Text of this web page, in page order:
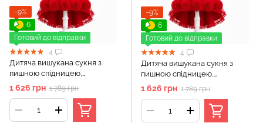
−9%
6
Готовий до відправки
4
Дитяча вишукана сукня з
пишною спідницею,
Червоний, 140 см, 7-8 років
1 626 грн 1 789 грн
−9%
6
Готовий до відправки
4
Дитяча вишукана сукня з
пишною спідницею,
Червоний, 150 см, 9-10 років
1 626 грн 1 789 грн